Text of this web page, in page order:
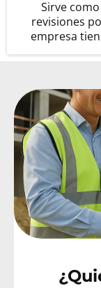
Sirve
revisiones
empresa